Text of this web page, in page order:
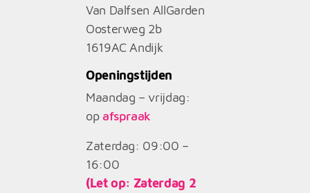
Van Dalfsen AllGarden
Oosterweg 2b
1619AC Andijk
Openingstijden
Maandag – vrijdag:
op afspraak
Zaterdag: 09:00 –
16:00
(Let op: Zaterdag 2